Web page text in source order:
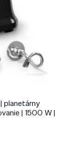
planetárny
| 1500 W |